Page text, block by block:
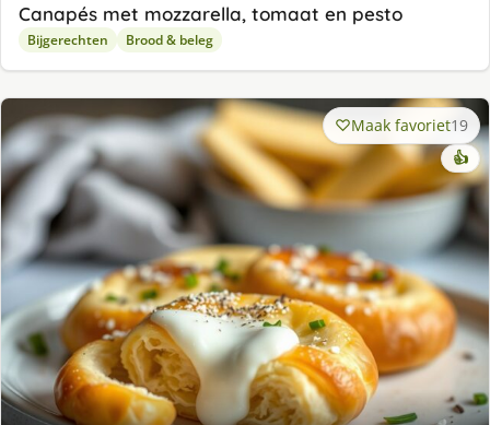
Canapés met mozzarella, tomaat en pesto
Bijgerechten Brood & beleg
Maak favoriet19
👍